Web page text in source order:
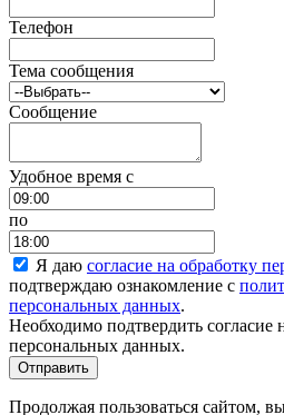
Телефон
Тема сообщения
Сообщение
Удобное время c
по
Я даю согласие на обработку
подтверждаю ознакомление с
персональных данных.
Необходимо подтвердить согласие
персональных данных.
Отправить
Продолжая пользоваться сайтом,